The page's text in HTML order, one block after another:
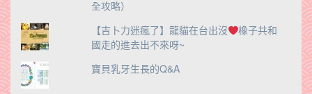
全攻略）
【吉卜力迷瘋了】龍貓在台出沒
橡子共和
國走的進去出不來呀~
寶貝乳牙生長的Q&A